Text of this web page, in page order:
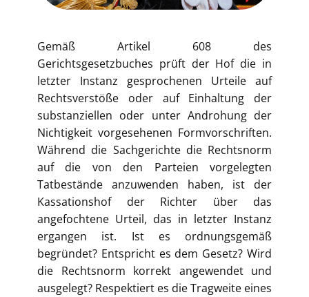
Gemäß Artikel 608 des
Gerichtsgesetzbuches prüft der Hof die in
letzter Instanz gesprochenen Urteile auf
Rechtsverstöße oder auf Einhaltung der
substanziellen oder unter Androhung der
Nichtigkeit vorgesehenen Formvorschriften.
Während die Sachgerichte die Rechtsnorm
auf die von den Parteien vorgelegten
Tatbestände anzuwenden haben, ist der
Kassationshof der Richter über das
angefochtene Urteil, das in letzter Instanz
ergangen ist. Ist es ordnungsgemäß
begründet? Entspricht es dem Gesetz? Wird
die Rechtsnorm korrekt angewendet und
ausgelegt? Respektiert es die Tragweite eines